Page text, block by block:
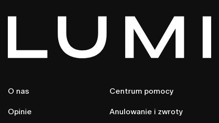
O nas
Opinie
Centrum pomocy
Anulowanie i zwroty